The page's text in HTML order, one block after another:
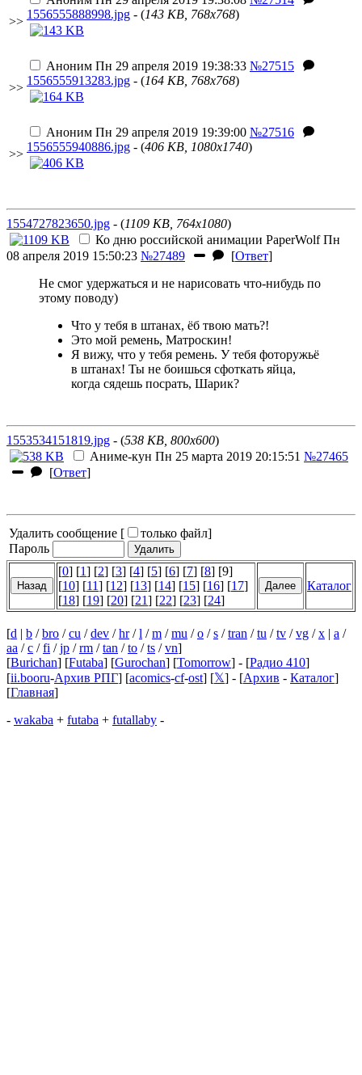
>>
1556555888998.jpg - (143 KB, 768x768)
>>
Аноним Пн 29 апреля 2019 19:38:33 №27515
1556555913283.jpg - (164 KB, 768x768)
>>
Аноним Пн 29 апреля 2019 19:39:00 №27516
1556555940886.jpg - (406 KB, 1080x1740)
1554727823650.jpg - (1109 KB, 764x1080)
Ко дню российской анимации PaperWolfПн
08 апреля 2019 15:50:23 №27489 [Ответ]
Не смог удержаться и не нарисовать что-нибудь по
этому поводу)
Что у тебя в штанах, ёб твою мать?!
Это мой ремень, Матроскин!
Я вижу, что у тебя ремень. У тебя фоторужьё
в штанах! Ты не боишься сфоткать яйца,
когда сядешь посрать, Шарик?
1553534151819.jpg - (538 KB, 800x600)
Аниме-кун Пн 25 марта 2019 20:15:51 №27465
[Ответ]
Удалить сообщение [ только файл]
Пароль
[0] [1] [2] [3] [4] [5] [6] [7] [8] [9]
[10] [11] [12] [13] [14] [15] [16] [17]
[18] [19] [20] [21] [22] [23] [24]
Каталог
[d | b /bro /cu /dev /hr/l /m /mu /o /s /tran /tu /tv /vg /x | a /
aa /c /fi /jp /rm /tan /to /ts /vn]
[Burichan] [Futaba] [Gurochan] [Tomorrow] - [Радио 410]
[ii.booru-Архив РПГ] [acomics-cf-ost] [𝕏] - [Архив - Каталог]
[Главная]
- wakaba + futaba + futallaby -